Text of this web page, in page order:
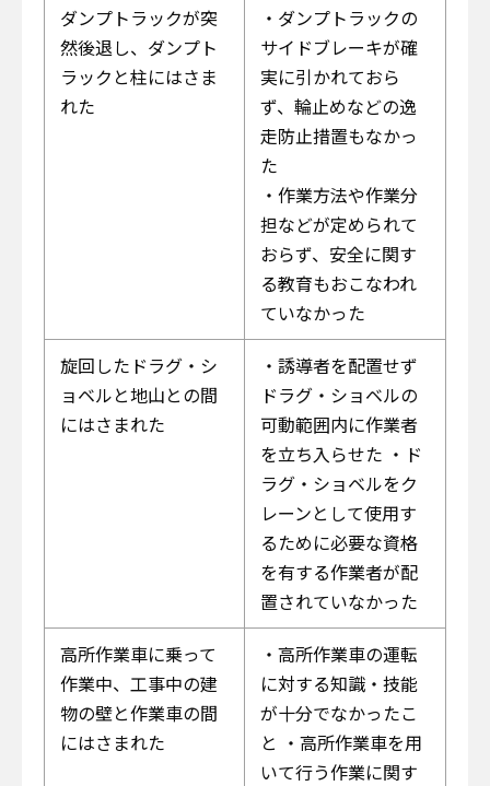
ダンプトラックが突
然後退し、ダンプト
ラックと柱にはさま
れた
・ダンプトラックの
サイドブレーキが確
実に引かれておら
ず、輪止めなどの逸
走防止措置もなかっ
た
・作業方法や作業分
担などが定められて
おらず、安全に関す
る教育もおこなわれ
ていなかった
旋回したドラグ・シ
ョベルと地山との間
にはさまれた
・誘導者を配置せず
ドラグ・ショベルの
可動範囲内に作業者
を立ち入らせた ・ド
ラグ・ショベルをク
レーンとして使用す
るために必要な資格
を有する作業者が配
置されていなかった
高所作業車に乗って
作業中、工事中の建
物の壁と作業車の間
にはさまれた
・高所作業車の運転
に対する知識・技能
が十分でなかったこ
と ・高所作業車を用
いて行う作業に関す